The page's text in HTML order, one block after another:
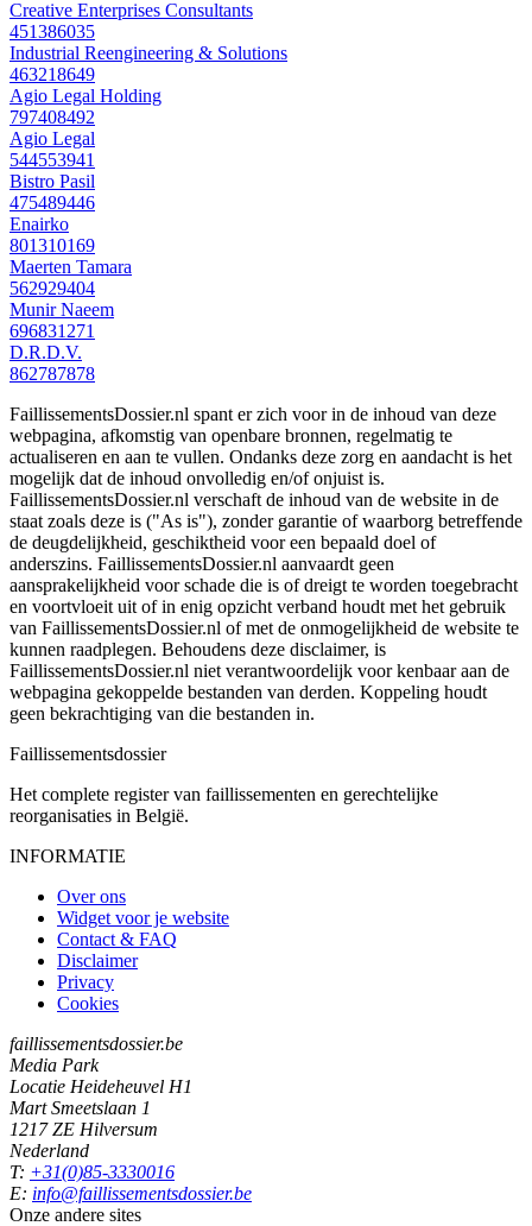
Creative Enterprises Consultants
451386035
Industrial Reengineering & Solutions
463218649
Agio Legal Holding
797408492
Agio Legal
544553941
Bistro Pasil
475489446
Enairko
801310169
Maerten Tamara
562929404
Munir Naeem
696831271
D.R.D.V.
862787878
FaillissementsDossier.nl spant er zich voor in de inhoud van deze
webpagina, afkomstig van openbare bronnen, regelmatig te
actualiseren en aan te vullen. Ondanks deze zorg en aandacht is het
mogelijk dat de inhoud onvolledig en/of onjuist is.
FaillissementsDossier.nl verschaft de inhoud van de website in de
staat zoals deze is ("As is"), zonder garantie of waarborg betreffende
de deugdelijkheid, geschiktheid voor een bepaald doel of
anderszins. FaillissementsDossier.nl aanvaardt geen
aansprakelijkheid voor schade die is of dreigt te worden toegebracht
en voortvloeit uit of in enig opzicht verband houdt met het gebruik
van FaillissementsDossier.nl of met de onmogelijkheid de website te
kunnen raadplegen. Behoudens deze disclaimer, is
FaillissementsDossier.nl niet verantwoordelijk voor kenbaar aan de
webpagina gekoppelde bestanden van derden. Koppeling houdt
geen bekrachtiging van die bestanden in.
Faillissementsdossier
Het complete register van faillissementen en gerechtelijke
reorganisaties in België.
INFORMATIE
Over ons
Widget voor je website
Contact & FAQ
Disclaimer
Privacy
Cookies
faillissementsdossier.be
Media Park
Locatie Heideheuvel H1
Mart Smeetslaan 1
1217 ZE Hilversum
Nederland
T: +31(0)85-3330016
E: info@faillissementsdossier.be
Onze andere sites